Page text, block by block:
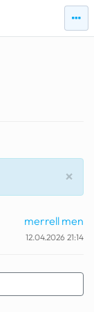
zie
×
merrell men
12.04.2026 21:14